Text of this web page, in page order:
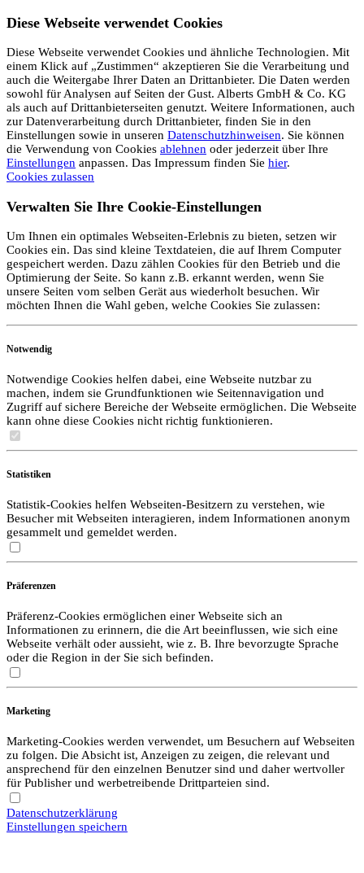
Diese Webseite verwendet Cookies
Diese Webseite verwendet Cookies und ähnliche Technologien. Mit
einem Klick auf „Zustimmen“ akzeptieren Sie die Verarbeitung und
auch die Weitergabe Ihrer Daten an Drittanbieter. Die Daten werden
sowohl für Analysen auf Seiten der Gust. Alberts GmbH & Co. KG
als auch auf Drittanbieterseiten genutzt. Weitere Informationen, auch
zur Datenverarbeitung durch Drittanbieter, finden Sie in den
Einstellungen sowie in unseren Datenschutzhinweisen. Sie können
die Verwendung von Cookies ablehnen oder jederzeit über Ihre
Einstellungen anpassen. Das Impressum finden Sie hier.
Cookies zulassen
Verwalten Sie Ihre Cookie-Einstellungen
Um Ihnen ein optimales Webseiten-Erlebnis zu bieten, setzen wir
Cookies ein. Das sind kleine Textdateien, die auf Ihrem Computer
gespeichert werden. Dazu zählen Cookies für den Betrieb und die
Optimierung der Seite. So kann z.B. erkannt werden, wenn Sie
unsere Seiten vom selben Gerät aus wiederholt besuchen. Wir
möchten Ihnen die Wahl geben, welche Cookies Sie zulassen:
Notwendig
Notwendige Cookies helfen dabei, eine Webseite nutzbar zu
machen, indem sie Grundfunktionen wie Seitennavigation und
Zugriff auf sichere Bereiche der Webseite ermöglichen. Die Webseite
kann ohne diese Cookies nicht richtig funktionieren.
Statistiken
Statistik-Cookies helfen Webseiten-Besitzern zu verstehen, wie
Besucher mit Webseiten interagieren, indem Informationen anonym
gesammelt und gemeldet werden.
Präferenzen
Präferenz-Cookies ermöglichen einer Webseite sich an
Informationen zu erinnern, die die Art beeinflussen, wie sich eine
Webseite verhält oder aussieht, wie z. B. Ihre bevorzugte Sprache
oder die Region in der Sie sich befinden.
Marketing
Marketing-Cookies werden verwendet, um Besuchern auf Webseiten
zu folgen. Die Absicht ist, Anzeigen zu zeigen, die relevant und
ansprechend für den einzelnen Benutzer sind und daher wertvoller
für Publisher und werbetreibende Drittparteien sind.
Datenschutzerklärung
Einstellungen speichern